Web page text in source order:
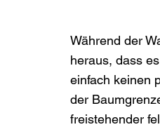
Während der
heraus, dass
einfach keinen
der
freistehender